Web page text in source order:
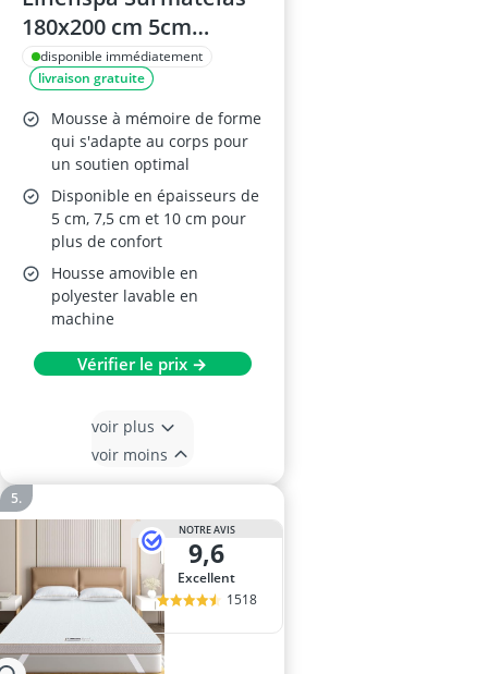
180x200 cm 5cm
Mousse à Mémoire
disponible immédiatement
livraison gratuite
Mousse à mémoire de forme
qui s'adapte au corps pour
un soutien optimal
Disponible en épaisseurs de
5 cm, 7,5 cm et 10 cm pour
plus de confort
Housse amovible en
polyester lavable en
machine
Vérifier le prix →
voir plus
voir moins
NOTRE AVIS
9,6
Excellent
1518